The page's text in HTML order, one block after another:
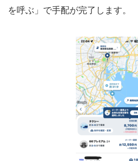
を呼ぶ」で手配が完了します。